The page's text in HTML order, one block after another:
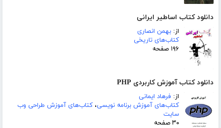
دانلود کتاب اساطیر ایرانی
از: بهمن انصاری
کتاب‌های تاریخی
۱۹۶ صفحه
دانلود کتاب آموزش کاربردی PHP
از: فرهاد ایمانی
کتاب‌های آموزش برنامه نویسی، کتاب‌های آموزش طراحی وب
سایت
۳۰ صفحه